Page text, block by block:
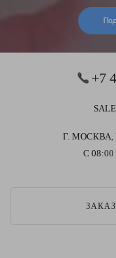
+7
Г. МОСКВА,
С